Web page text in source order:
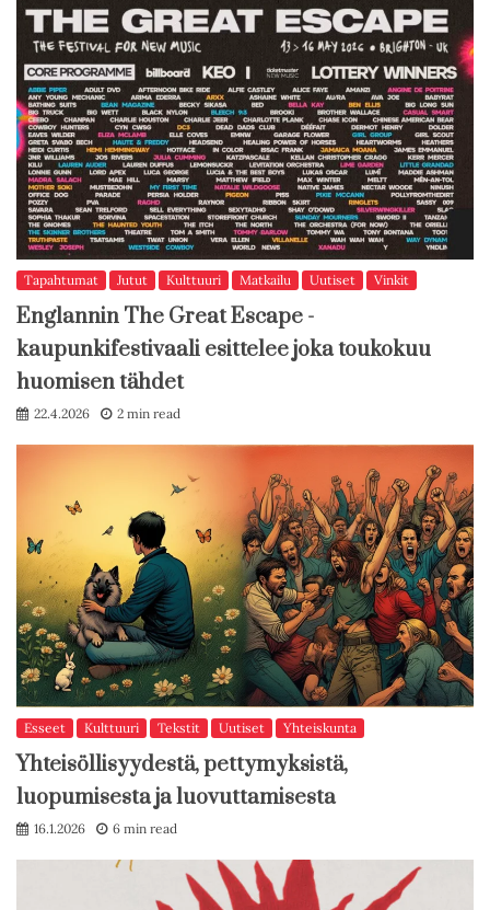
Tapahtumat Jutut Kulttuuri Matkailu Uutiset Vinkit
Englannin The Great Escape -
kaupunkifestivaali esittelee joka toukokuu
huomisen tähdet
22.4.2026 2 min read
Esseet Kulttuuri Tekstit Uutiset Yhteiskunta
Yhteisöllisyydestä, pettymyksistä,
luopumisesta ja luovuttamisesta
16.1.2026 6 min read